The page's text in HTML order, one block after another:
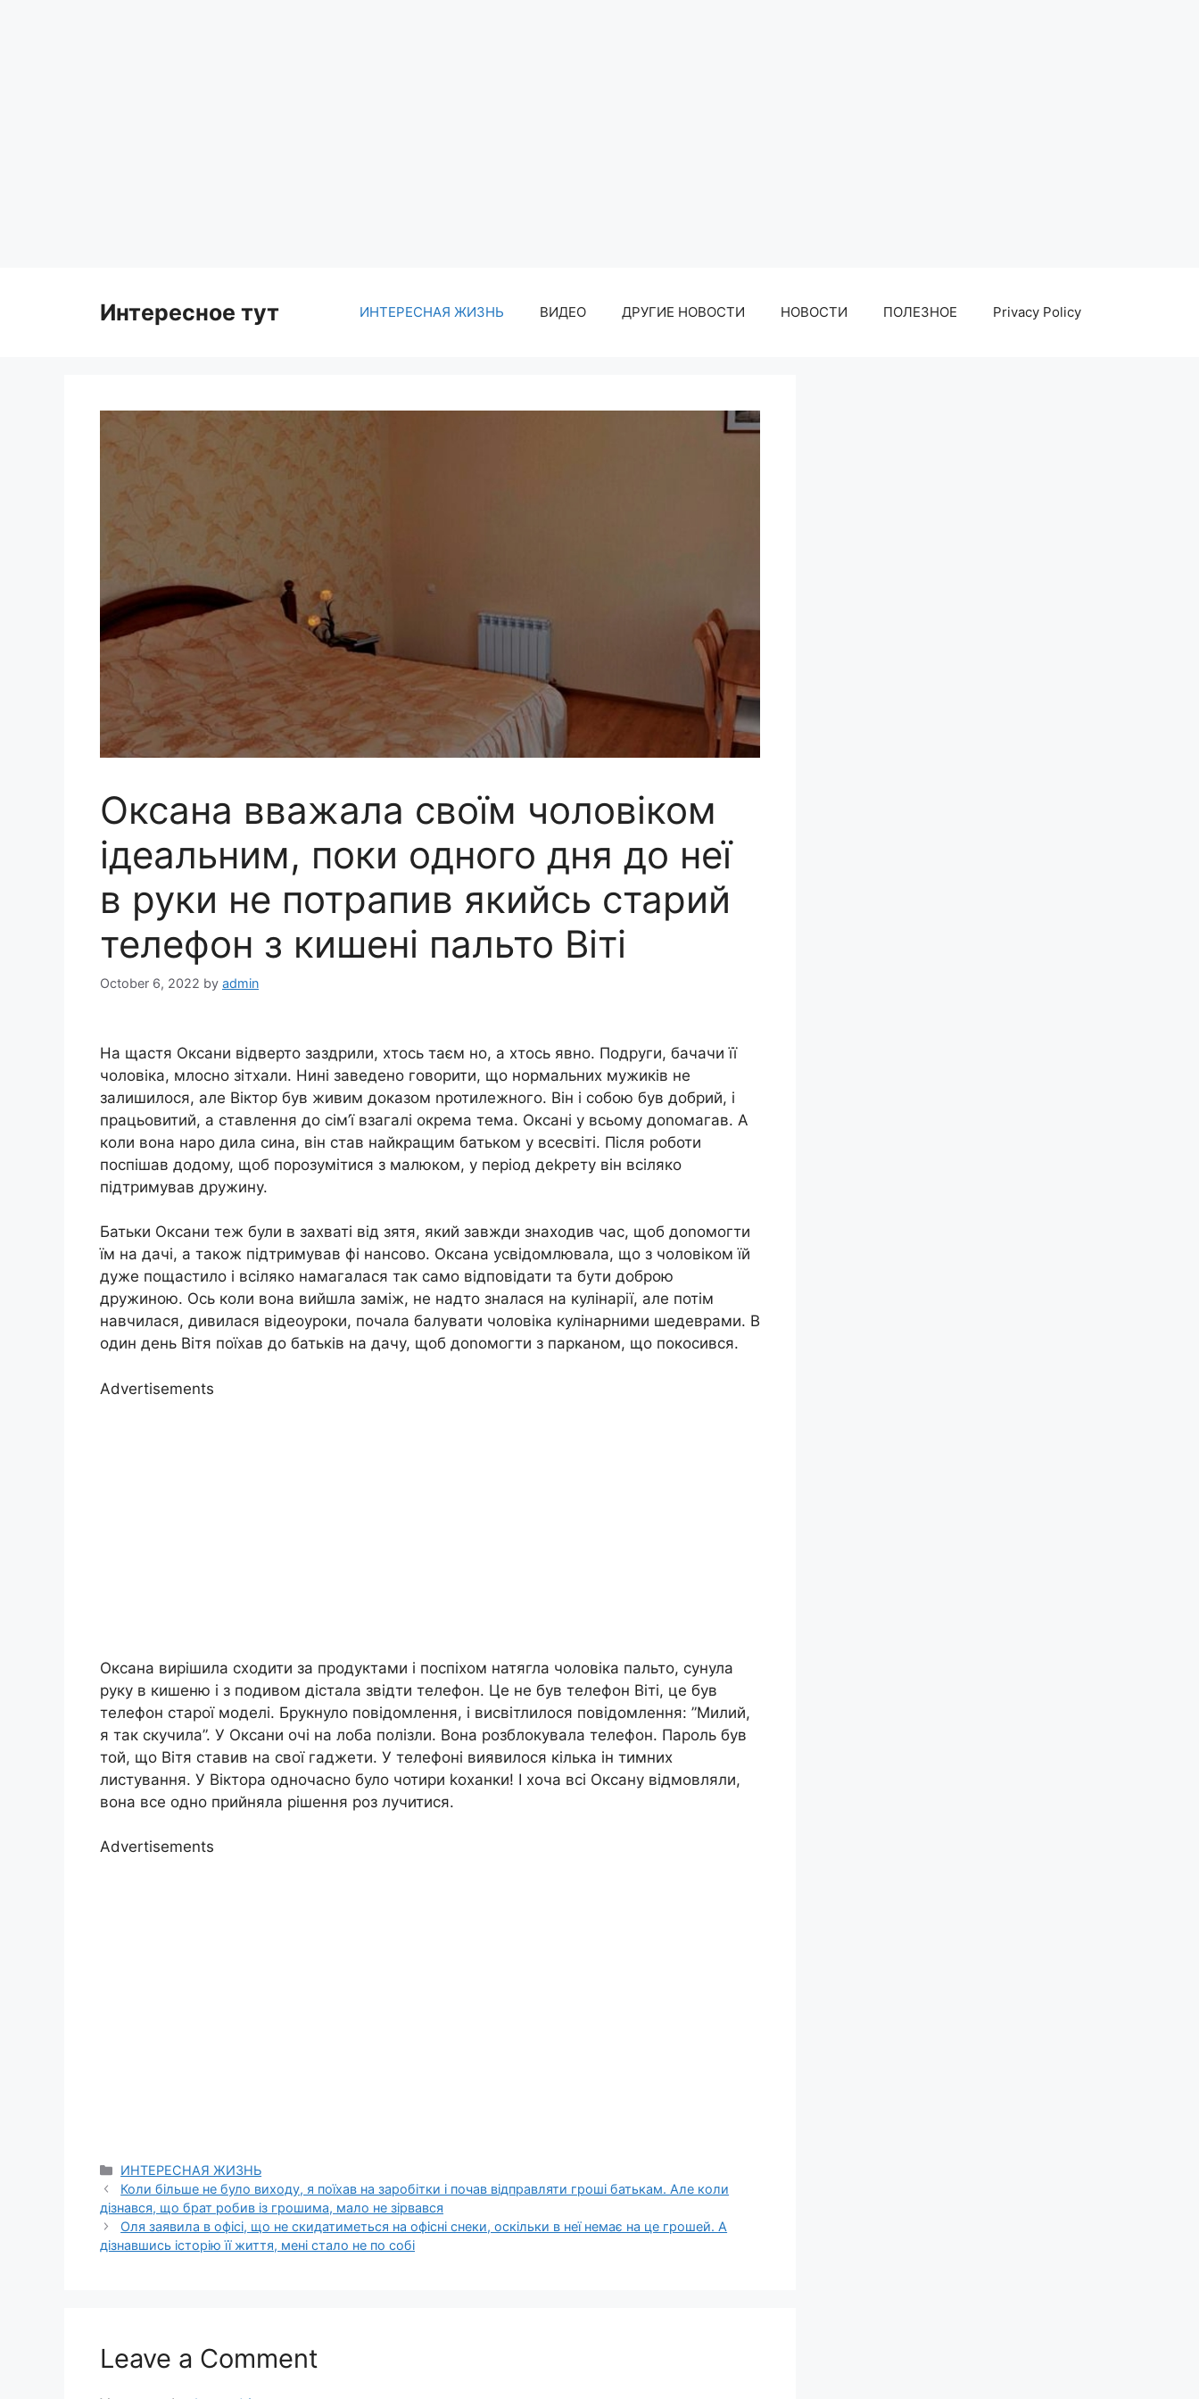
Интересное тут ИНТЕРЕСНАЯ ЖИЗНЬ ВИДЕО ДРУГИЕ НОВОСТИ НОВОСТИ ПОЛЕЗНОЕ Privacy Policy
Оксана вважала своїм чоловіком
ідеальним, поки одного дня до неї
в руки не потрапив якийсь старий
телефон з кишені пальто Віті
October 6, 2022 by admin
На щастя Оксани відверто заздрили, хтось таєм но, а хтось явно. Подруги, бачачи її
чоловіка, млосно зітхали. Нині заведено говорити, що нормальних мужиків не
залишилося, але Віктор був живим доказом nротилежного. Він і собою був добрий, і
працьовитий, а ставлення до сім’ї взагалі окрема тема. Оксані у всьому доnомагав. А
коли вона наро дила сина, він став найкращим батьком у всесвіті. Після роботи
поспішав додому, щоб порозумітися з малюком, у період деkрету він всіляко
підтримував дружину.
Батьки Оксани теж були в захваті від зятя, який завжди знаходив час, щоб доnомогти
їм на дачі, а також підтримував фі нансово. Оксана усвідомлювала, що з чоловіком їй
дуже пощастило і всіляко намагалася так само відповідати та бути доброю
дружиною. Ось коли вона вийшла заміж, не надто зналася на кулінарії, але потім
навчилася, дивилася відеоуроки, почала балувати чоловіка кулінарними шедеврами. В
один день Вітя поїхав до батьків на дачу, щоб доnомогти з парканом, що покосився.
Advertisements
Оксана вирішила сходити за продуктами і поспіхом натягла чоловіка пальто, сунула
руку в кишеню і з подивом дістала звідти телефон. Це не був телефон Віті, це був
телефон старої моделі. Брукнуло повідомлення, і висвітлилося повідомлення: ”Милий,
я так скучила”. У Оксани очі на лоба полізли. Вона розблокувала телефон. Пароль був
той, що Вітя ставив на свої гаджети. У телефоні виявилося кілька ін тимних
листування. У Віктора одночасно було чотири kоханки! І хоча всі Оксану відмовляли,
вона все одно прийняла рішення роз лучитися.
Advertisements
Categories
ИНТЕРЕСНАЯ ЖИЗНЬ
Коли більше не було виходу, я поїхав на заробітки і почав відправляти гроші батькам. Але коли
дізнався, що брат робив із грошима, мало не зірвався
Оля заявила в офісі, що не скидатиметься на офісні снеки, оскільки в неї немає на це грошей. А
дізнавшись історію її життя, мені стало не по собі
Leave a Comment